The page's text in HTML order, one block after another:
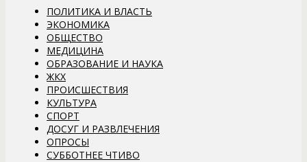
ПОЛИТИКА И ВЛАСТЬ
ЭКОНОМИКА
ОБЩЕСТВО
МЕДИЦИНА
ОБРАЗОВАНИЕ И НАУКА
ЖКХ
ПРОИСШЕСТВИЯ
КУЛЬТУРА
СПОРТ
ДОСУГ И РАЗВЛЕЧЕНИЯ
ОПРОСЫ
СУББОТНЕЕ ЧТИВО